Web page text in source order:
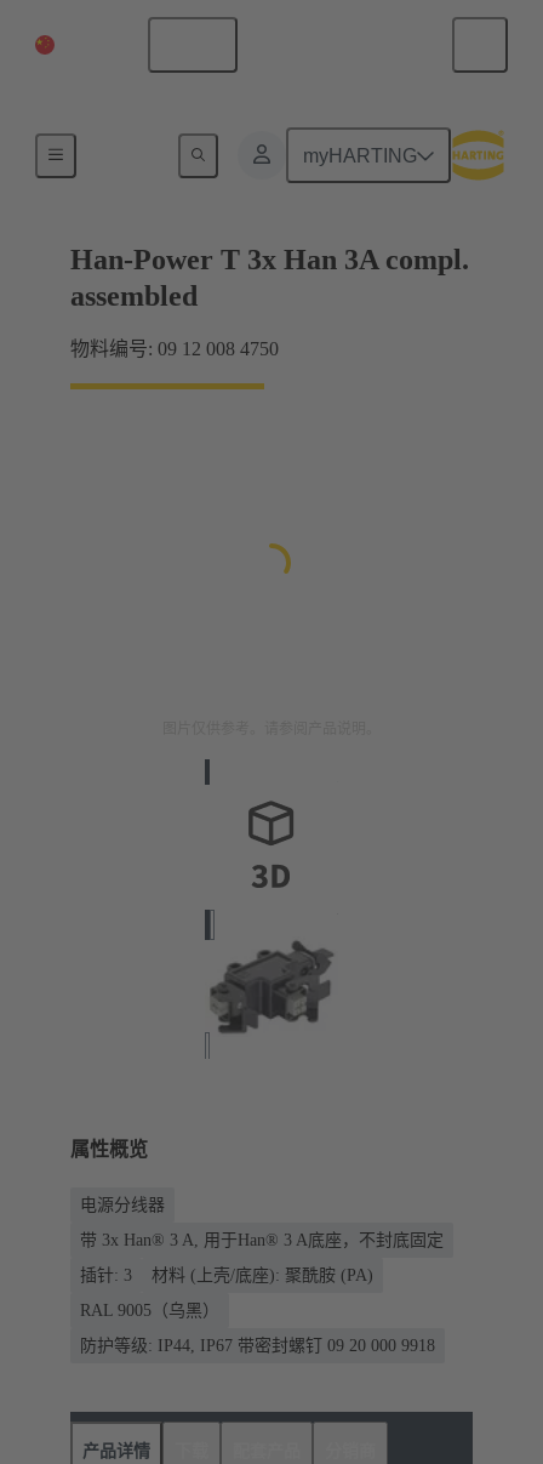
myHARTING
Han-Power T 3x Han 3A compl.
assembled
物料编号: 09 12 008 4750
属性概览
电源分线器
带 3x Han® 3 A, 用于Han® 3 A底座，不封底固定
插针: 3
材料 (上壳/底座): 聚酰胺 (PA)
RAL 9005（乌黑）
防护等级: IP44, IP67 带密封螺钉 09 20 000 9918
产品详情